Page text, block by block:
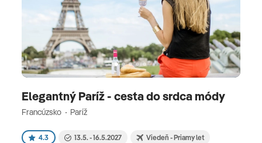
Elegantný Paríž - cesta do srdca módy
Francúzsko Paríž
4.3 13.5. - 16.5.2027 Viedeň - Priamy let